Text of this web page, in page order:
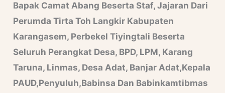
Bapak Camat Abang Beserta Staf, Jajaran Dari
Perumda Tirta Toh Langkir Kabupaten
Karangasem, Perbekel Tiyingtali Beserta
Seluruh Perangkat Desa, BPD, LPM, Karang
Taruna, Linmas, Desa Adat, Banjar Adat,Kepala
PAUD,Penyuluh,Babinsa Dan Babinkamtibmas